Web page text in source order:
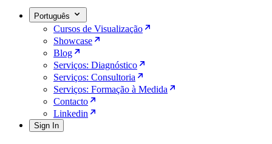
Português
Cursos de Visualização
Showcase
Blog
Serviços: Diagnóstico
Serviços: Consultoria
Serviços: Formação à Medida
Contacto
Linkedin
Sign In